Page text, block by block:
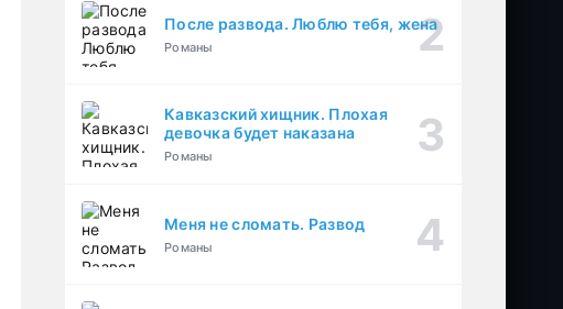
После развода. Люблю тебя, жена
Романы
Кавказский хищник. Плохая
девочка будет наказана
Романы
Меня не сломать. Развод
Романы